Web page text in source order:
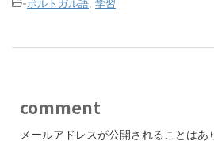
-ポルトガル語 学習
comment
メールアドレスが公開されることはあ